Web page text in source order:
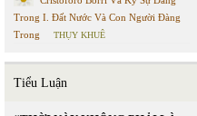
Trong I. Đất Nước Và Con Người Đàng
Trong
THỤY KHUÊ
Tiểu Luận